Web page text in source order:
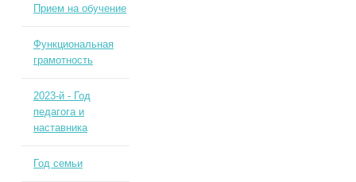
Прием на обучение
Функциональная
грамотность
2023-й - Год
педагога и
наставника
Год семьи